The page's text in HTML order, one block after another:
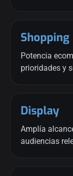
Shopping
Potencia
prioridades y
Display
Amplía
audiencias